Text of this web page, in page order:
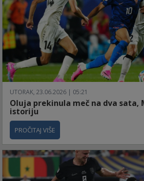
UTORAK, 23.06.2026 | 05:21
Oluja prekinula meč na dva sata,
istoriju
PROČITAJ VIŠE